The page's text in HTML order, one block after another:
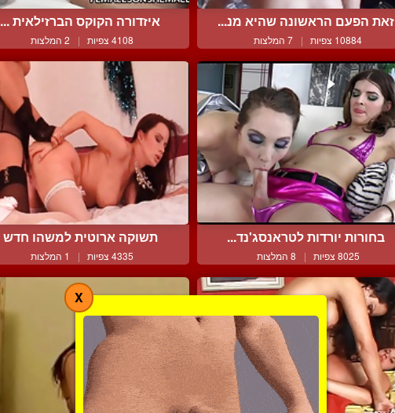
זאת הפעם הראשונה שהיא מנ...
10884 צפיות | 7 המלצות
איזדורה הקוקס הברזילאית ...
4108 צפיות | 2 המלצות
בחורות יורדות לטראנסג'נד...
8025 צפיות | 8 המלצות
תשוקה ארוטית למשהו חדש
4335 צפיות | 1 המלצות
X